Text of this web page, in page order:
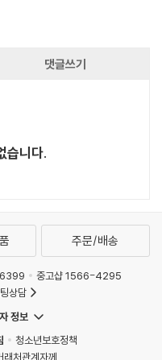
댓글쓰기
습니다.
주문/배송
중고샵 1566-4295
상담
정보
청소년보호정책
래처관계자께